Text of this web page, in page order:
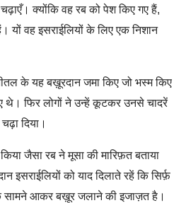
क्योंकि वह रब को पेश किए गए हैं,
यों वह इसराईलियों के लिए एक निशान
के यह बख़ूरदान जमा किए जो भस्म किए
थे। फिर लोगों ने उन्हें कूटकर उनसे चादरें
दिया।
जैसा रब ने मूसा की मारिफ़त बताया
इसराईलियों को याद दिलाते रहें कि सिर्फ़
सामने आकर बख़ूर जलाने की इजाज़त है।